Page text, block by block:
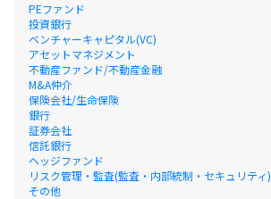
PEファンド
投資銀行
ベンチャーキャピタル(VC)
アセットマネジメント
不動産ファンド/不動産金融
M&A仲介
保険会社/生命保険
銀行
証券会社
信託銀行
ヘッジファンド
リスク管理・監査(監査・内部統制・セキュリティ)
その他